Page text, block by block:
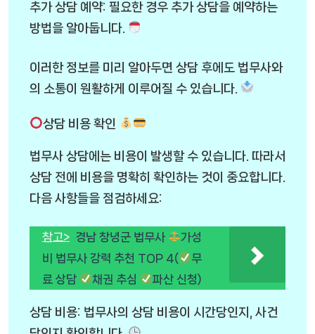
추가 상담 예약: 필요한 경우 추가 상담을 예약하는
방법을 알아둡니다.
이러한 정보를 미리 알아두면 상담 후에도 법무사와
의 소통이 원활하게 이루어질 수 있습니다.
상담 비용 확인
법무사 상담에는 비용이 발생할 수 있습니다. 따라서
상담 전에 비용을 명확히 확인하는 것이 중요합니다.
다음 사항들을 점검하세요:
참고> 경남 창녕군 법무사
가성
비 법무사 강력 추천 TOP 4(
무
료 상담
채권 추심 파산 신청)
상담 비용: 법무사의 상담 비용이 시간당인지, 사건